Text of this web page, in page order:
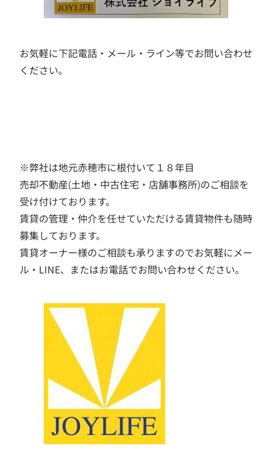
お気軽に下記電話・メール・ライン等でお問い合わせ
ください。
※弊社は地元赤穂市に根付いて１８年目
売却不動産(土地・中古住宅・店舗事務所)のご相談を
受け付けております。
賃貸の管理・仲介を任せていただける賃貸物件も随時
募集しております。
賃貸オーナー様のご相談も承りますのでお気軽にメー
ル・LINE、またはお電話でお問い合わせください。